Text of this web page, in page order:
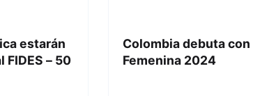
estarán
– 50
Colombia debuta
Femenina 2024